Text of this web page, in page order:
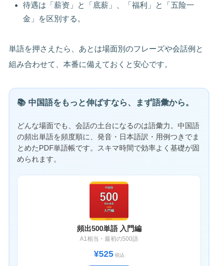
待遇は「薪资」と「底薪」、「福利」と「五险一
金」を区別する。
単語を押さえたら、あとは場面別のフレーズや会話例と
組み合わせて、本番に備えておくと安心です。
📚 中国語をもっと伸ばすなら、まず語彙から。
どんな場面でも、会話の土台になるのは語彙力。中国語
の頻出単語を頻度順に、発音・日本語訳・用例つきでま
とめたPDF単語帳です。スキマ時間で効率よく基礎が固
められます。
頻出500単語 入門編
A1相当・最初の500語
¥525税込